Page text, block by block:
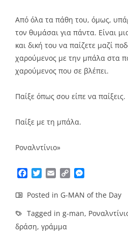
Από όλα τα πάθη του, όμως,
τον θυμάσαι για πάντα. Είναι
και δική του να παίζετε μαζί
χαρούμενος με την μπάλα στα
χαρούμενος που σε βλέπει.
Παίξε όπως σου είπε να παίξεις.
Παίξε με τη μπάλα.
Ροναλντίνιο»
Facebook
TwitterEmailCopy
Posted in G-MAN of the Day
Tagged in g-man,
δράση, γράμμα